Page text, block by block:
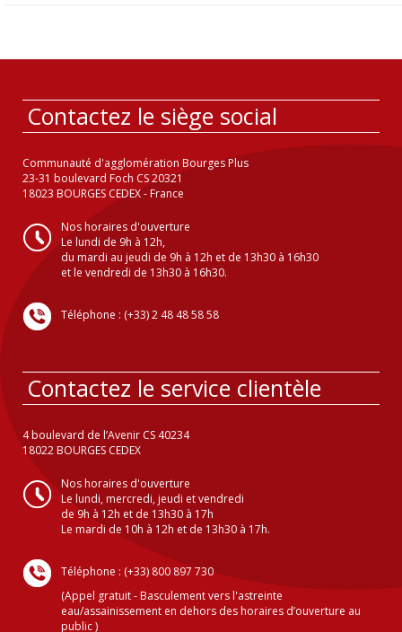
Contactez le siège social
Communauté d'agglomération Bourges Plus
23-31 boulevard Foch CS 20321
18023 BOURGES CEDEX - France
Nos horaires d'ouverture
Le lundi de 9h à 12h,
du mardi au jeudi de 9h à 12h et de 13h30 à 16h30
et le vendredi de 13h30 à 16h30.
Téléphone : (+33) 2 48 48 58 58
Contactez le service clientèle
4 boulevard de l’Avenir CS 40234
18022 BOURGES CEDEX
Nos horaires d'ouverture
Le lundi, mercredi, jeudi et vendredi
de 9h à 12h et de 13h30 à 17h
Le mardi de 10h à 12h et de 13h30 à 17h.
Téléphone : (+33) 800 897 730
(Appel gratuit - Basculement vers l'astreinte
eau/assainissement en dehors des horaires d’ouverture au
public )